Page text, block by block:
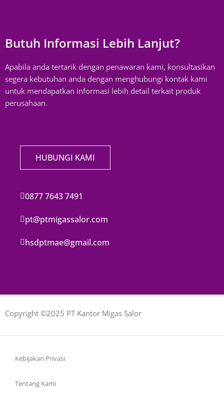
Butuh Informasi Lebih Lanjut?
Apabila anda tertarik dengan penawaran kami, konsultasikan
segera kebutuhan anda dengan menghubungi kontak kami
untuk mendapatkan informasi lebih detail terkait produk
perusahaan.
HUBUNGI KAMI
0877 7643 7491
pt@ptmigassalor.com
hsdptmae@gmail.com
Copyright ©2025 PT Kantor Migas Salor
Kebijakan Privasi
Tentang Kami